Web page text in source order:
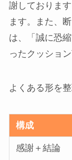
謝しておりま
ます。また、
は、「誠に恐
ったクッショ
よくある形を
構成
感謝＋結論